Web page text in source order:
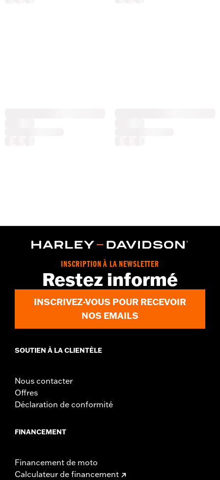
INSCRIPTION À LA NEWSLETTER
Restez informé
INSCRIVEZ-VOUS POUR RECEVOIR
NOS EMAILS
SOUTIEN À LA CLIENTÈLE
Nous contacter
Offres
Déclaration de conformité
FINANCEMENT
Financement de moto
Calculateur de financement